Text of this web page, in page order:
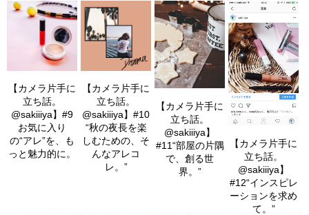
【カメラ片手に
立ち話。
@sakiiiya】#9
お気に入り
の“アレ”を、も
っと魅力的に。
【カメラ片手に
立ち話。
@sakiiiya】#10
“秋の夜長を楽
しむための、そ
んなアレコ
レ。”
【カメラ片手に
立ち話。
@sakiiiya】
#11“部屋の片隅
で、創る世
界。”
【カメラ片手に
立ち話。
@sakiiiya】
#12“インスピレ
ーションを求め
て。”